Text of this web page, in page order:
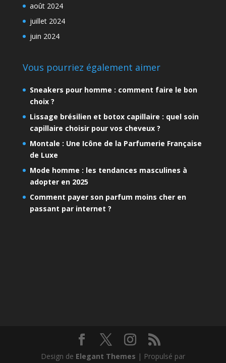
août 2024
juillet 2024
juin 2024
Vous pourriez également aimer
Sneakers pour homme : comment faire le bon
choix ?
Lissage brésilien et botox capillaire : quel soin
capillaire choisir pour vos cheveux ?
Montale : Une Icône de la Parfumerie Française
de Luxe
Mode homme : les tendances masculines à
adopter en 2025
Comment payer son parfum moins cher en
passant par internet ?
Design de Elegant Themes | Propulsé par